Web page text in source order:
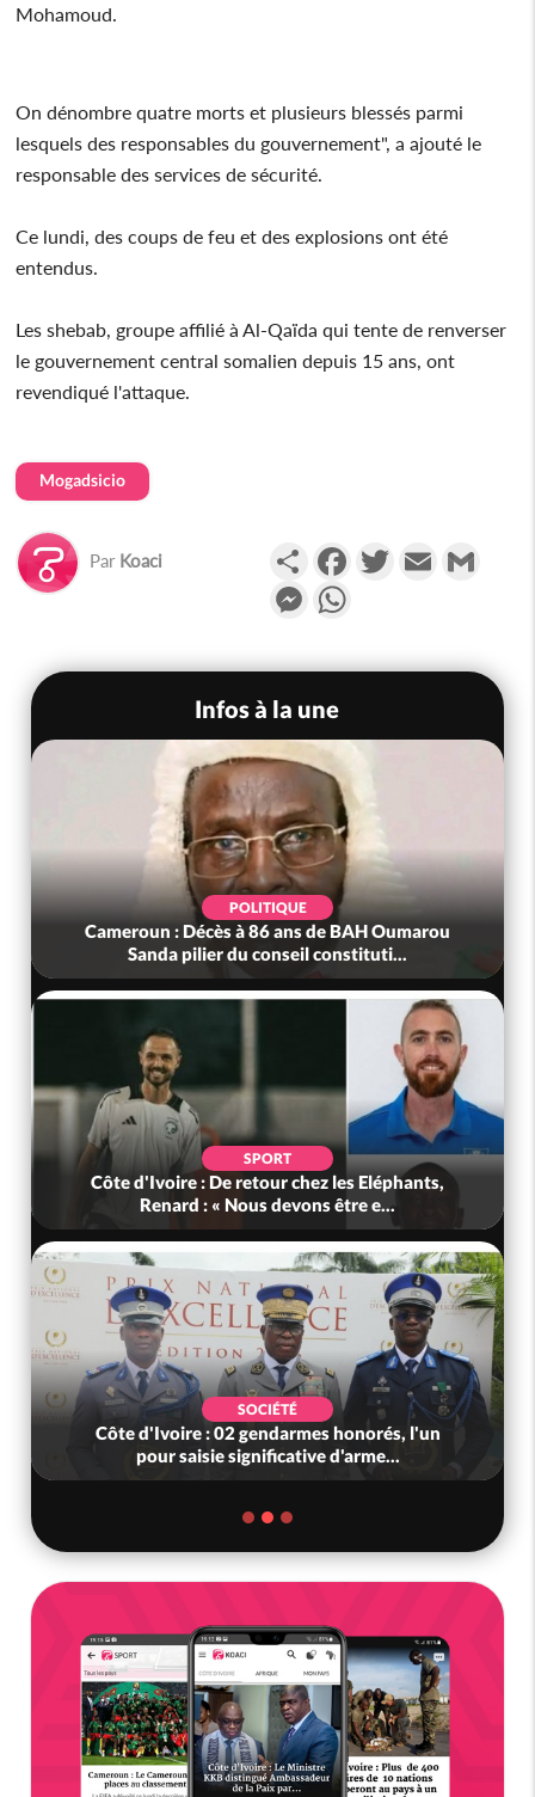
Mohamoud.
On dénombre quatre morts et plusieurs blessés parmi
lesquels des responsables du gouvernement", a ajouté le
responsable des services de sécurité.
Ce lundi, des coups de feu et des explosions ont été
entendus.
Les shebab, groupe affilié à Al-Qaïda qui tente de renverser
le gouvernement central somalien depuis 15 ans, ont
revendiqué l'attaque.
Mogadsicio
Par Koaci PartagerFacebookTwitterEmail
Messenger
Infos à la une
POLITIQUE
Cameroun : Décès à 86 ans de BAH Oumarou
Sanda pilier du conseil constituti...
SPORT
Côte d'Ivoire : De retour chez les Eléphants,
Renard : « Nous devons être e...
SOCIÉTÉ
Côte d'Ivoire : 02 gendarmes honorés, l'un
pour saisie significative d'arme...